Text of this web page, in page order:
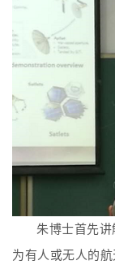
朱博士首先
为有人或无人的